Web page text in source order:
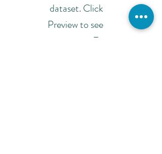
dataset. Click
Preview to see
my content. To